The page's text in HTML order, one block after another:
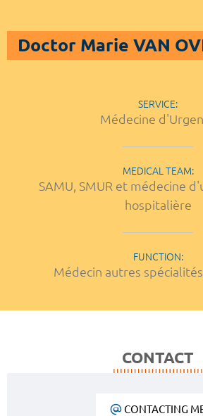
Doctor Marie VAN
SERVICE:
Médecine
MEDICAL TEAM:
SAMU, SMUR et médecine
hospitalière
FUNCTION:
Médecin autres
CONTACT
CONTACTING